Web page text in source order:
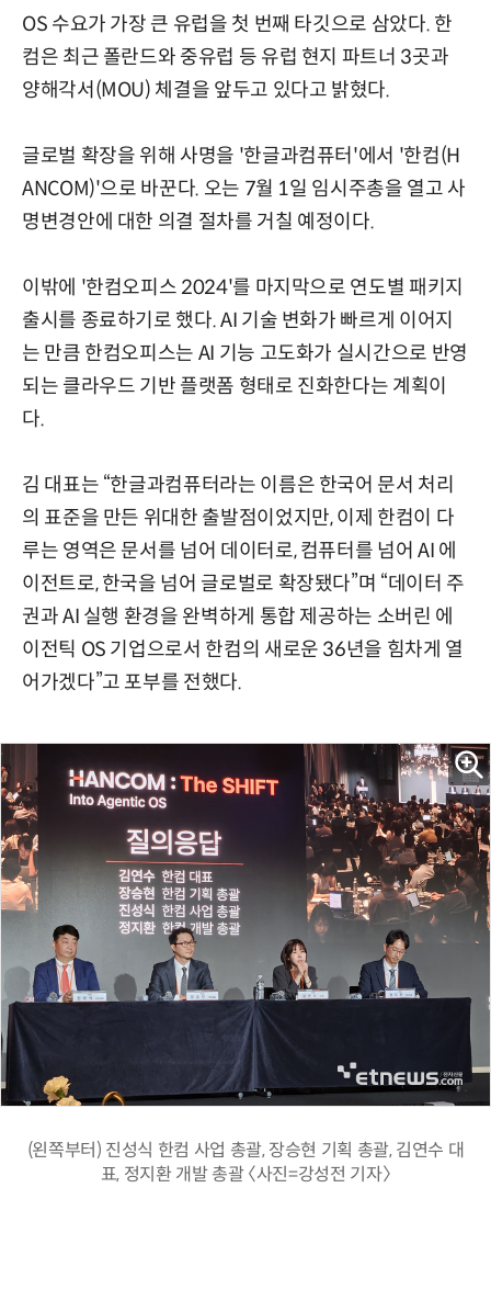
OS 수요가 가장 큰 유럽을 첫 번째 타깃으로 삼았다. 한
컴은 최근 폴란드와 중유럽 등 유럽 현지 파트너 3곳과
양해각서(MOU) 체결을 앞두고 있다고 밝혔다.
글로벌 확장을 위해 사명을 '한글과컴퓨터'에서 '한컴(H
ANCOM)'으로 바꾼다. 오는 7월 1일 임시주총을 열고 사
명변경안에 대한 의결 절차를 거칠 예정이다.
이밖에 '한컴오피스 2024'를 마지막으로 연도별 패키지
출시를 종료하기로 했다. AI 기술 변화가 빠르게 이어지
는 만큼 한컴오피스는 AI 기능 고도화가 실시간으로 반영
되는 클라우드 기반 플랫폼 형태로 진화한다는 계획이
다.
김 대표는 “한글과컴퓨터라는 이름은 한국어 문서 처리
의 표준을 만든 위대한 출발점이었지만, 이제 한컴이 다
루는 영역은 문서를 넘어 데이터로, 컴퓨터를 넘어 AI 에
이전트로, 한국을 넘어 글로벌로 확장됐다”며 “데이터 주
권과 AI 실행 환경을 완벽하게 통합 제공하는 소버린 에
이전틱 OS 기업으로서 한컴의 새로운 36년을 힘차게 열
어가겠다”고 포부를 전했다.
(왼쪽부터) 진성식 한컴 사업 총괄, 장승현 기획 총괄, 김연수 대
표, 정지환 개발 총괄 〈사진=강성전 기자〉